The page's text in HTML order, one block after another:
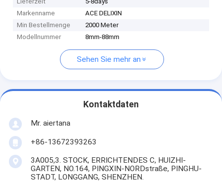
Markenname
ACE DELIXIN
Min Bestellmenge
2000 Meter
Modellnummer
8mm-88mm
Sehen Sie mehr an
Kontaktdaten
Mr. aiertana
+86-13672393263
3A005,3. STOCK, ERRICHTENDES C, HUIZHI-
GARTEN, NO.164, PINGXIN-NORDstraße, PINGHU-
STADT, LONGGANG, SHENZHEN.